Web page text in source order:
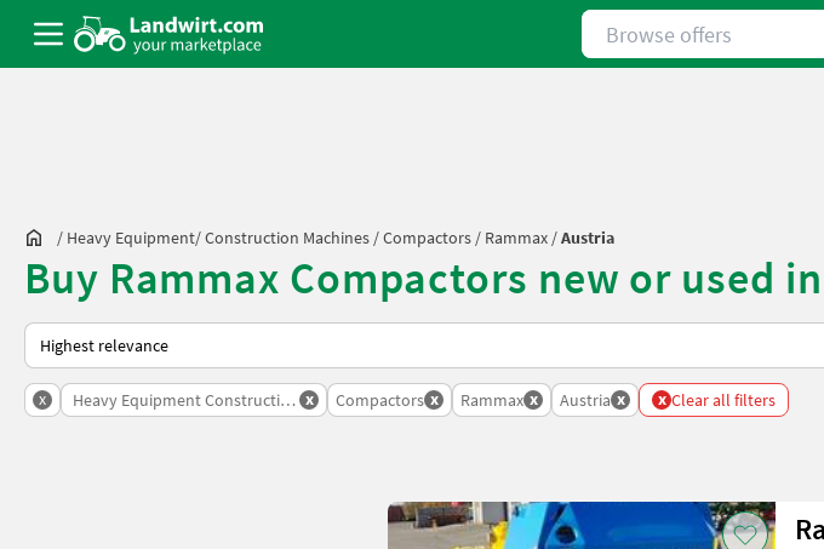
Browse offers
/ Heavy Equipment/ Construction Machines /Compactors / Rammax /Austria
Buy Rammax Compactors new or used
This is how sorting works on Landwirt.com
x Heavy Equipment Construction Machines
x Compactors x Rammax x Austria x x Clear all filters